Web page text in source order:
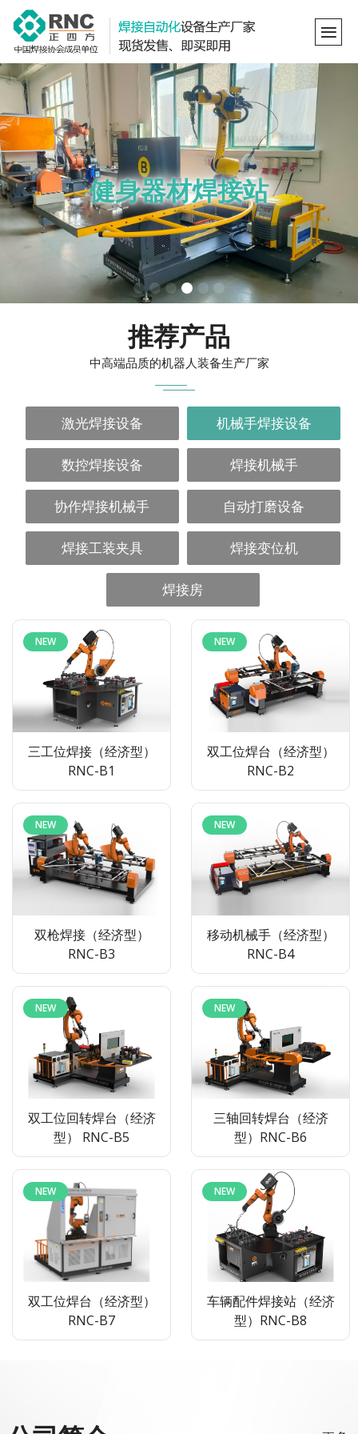
健身器材焊接站
推荐产品
中高端品质的机器人装备生产厂家
激光焊接设备 机械手焊接设备
数控焊接设备 焊接机械手
协作焊接机械手 自动打磨设备
焊接工装夹具 焊接变位机
焊接房
NEW
精密激光焊接机
NEW
连续光纤激光焊接机
NEW
摆动式多轴平台激光焊
接机
NEW
三工位焊接（经济型）
RNC-B1
NEW
双工位焊台（经济型）
RNC-B2
NEW
双枪焊接（经济型）
RNC-B3
NEW
移动机械手（经济型）
RNC-B4
NEW
双工位回转焊台（经济
型） RNC-B5
NEW
三轴回转焊台（经济
型）RNC-B6
NEW
双工位焊台（经济型）
RNC-B7
NEW
车辆配件焊接站（经济
型）RNC-B8